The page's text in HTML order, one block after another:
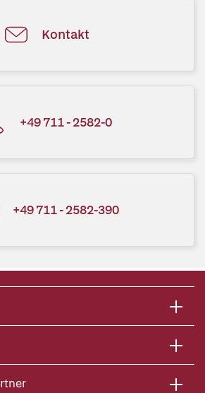
Kontakt
+49 711 - 2582-0
+49 711 - 2582-390